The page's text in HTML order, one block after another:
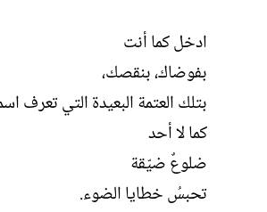
ادخل كما أنت
بفوضاك، بنقصك،
بتلك العتمة البعيدة التي تعرف
كما لا أحد
ضلوعٌ ضيّقة
تحبسُ خطايا الضوء.